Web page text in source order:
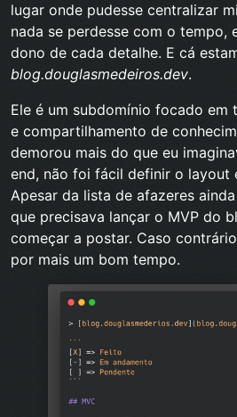
lugar onde pudesse centralizar
nada se perdesse com o tempo,
dono de cada detalhe. E cá
blog.douglasmedeiros.dev.
Ele é um subdomínio focado em
e compartilhamento de
demorou mais do que eu
end, não foi fácil definir o layout
Apesar da lista de afazeres
que precisava lançar o MVP do
começar a postar. Caso
por mais um bom tempo.